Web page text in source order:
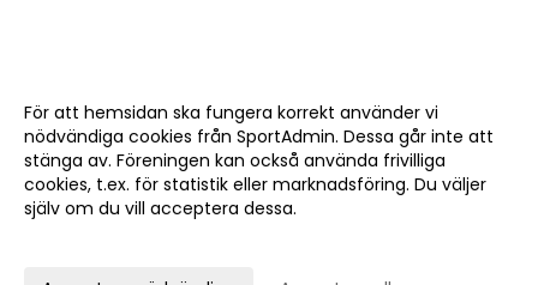
För att hemsidan ska fungera korrekt använder vi
nödvändiga cookies från SportAdmin. Dessa går inte att
stänga av. Föreningen kan också använda frivilliga
cookies, t.ex. för statistik eller marknadsföring. Du väljer
själv om du vill acceptera dessa.